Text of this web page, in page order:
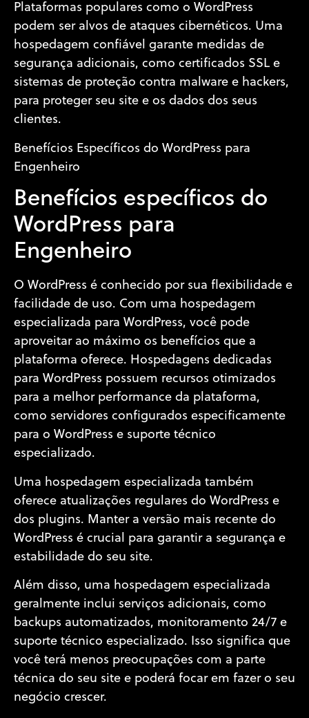
Plataformas populares como o WordPress
podem ser alvos de ataques cibernéticos. Uma
hospedagem confiável garante medidas de
segurança adicionais, como certificados SSL e
sistemas de proteção contra malware e hackers,
para proteger seu site e os dados dos seus
clientes.
Benefícios Específicos do WordPress para
Engenheiro
Benefícios específicos do
WordPress para
Engenheiro
O WordPress é conhecido por sua flexibilidade e
facilidade de uso. Com uma hospedagem
especializada para WordPress, você pode
aproveitar ao máximo os benefícios que a
plataforma oferece. Hospedagens dedicadas
para WordPress possuem recursos otimizados
para a melhor performance da plataforma,
como servidores configurados especificamente
para o WordPress e suporte técnico
especializado.
Uma hospedagem especializada também
oferece atualizações regulares do WordPress e
dos plugins. Manter a versão mais recente do
WordPress é crucial para garantir a segurança e
estabilidade do seu site.
Além disso, uma hospedagem especializada
geralmente inclui serviços adicionais, como
backups automatizados, monitoramento 24/7 e
suporte técnico especializado. Isso significa que
você terá menos preocupações com a parte
técnica do seu site e poderá focar em fazer o seu
negócio crescer.